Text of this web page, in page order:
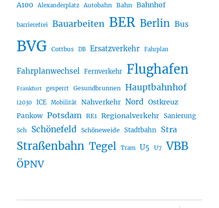
A100 Alexanderplatz Autobahn Bahn Bahnhof
barrierefrei Bauarbeiten BER Berlin Bus
BVG Cottbus DB Ersatzverkehr Fahrplan
Fahrplanwechsel Fernverkehr Flughafen
Frankfurt gesperrt Gesundbrunnen Hauptbahnhof
i2030 ICE Mobilität Nahverkehr Nord Ostkreuz
Pankow Potsdam RE1 Regionalverkehr Sanierung
Sch Schönefeld Schöneweide Stadtbahn Stra
Straßenbahn Tegel Tram U5 U7 VBB
ÖPNV